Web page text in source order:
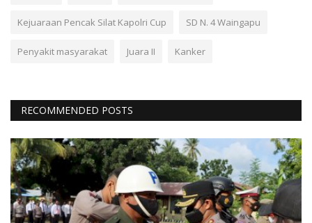
Kejuaraan Pencak Silat Kapolri Cup SD N. 4 Waingapu
Penyakit masyarakat Juara II Kanker
RECOMMENDED POSTS